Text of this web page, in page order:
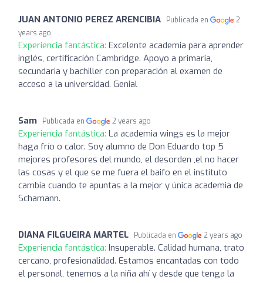
JUAN ANTONIO PEREZ ARENCIBIA Publicada en
2
years ago
Experiencia fantástica: Excelente academia para aprender
inglés, certificación Cambridge. Apoyo a primaria,
secundaria y bachiller con preparación al examen de
acceso a la universidad. Genial
Sam Publicada en 2 years ago
Experiencia fantástica: La academia wings es la mejor
haga frío o calor. Soy alumno de Don Eduardo top 5
mejores profesores del mundo, el desorden ,el no hacer
las cosas y el que se me fuera el baifo en el instituto
cambia cuando te apuntas a la mejor y única academia de
Schamann.
DIANA FILGUEIRA MARTEL Publicada en 2 years ago
Experiencia fantástica: Insuperable. Calidad humana, trato
cercano, profesionalidad. Estamos encantadas con todo
el personal, tenemos a la niña ahí y desde que tenga la